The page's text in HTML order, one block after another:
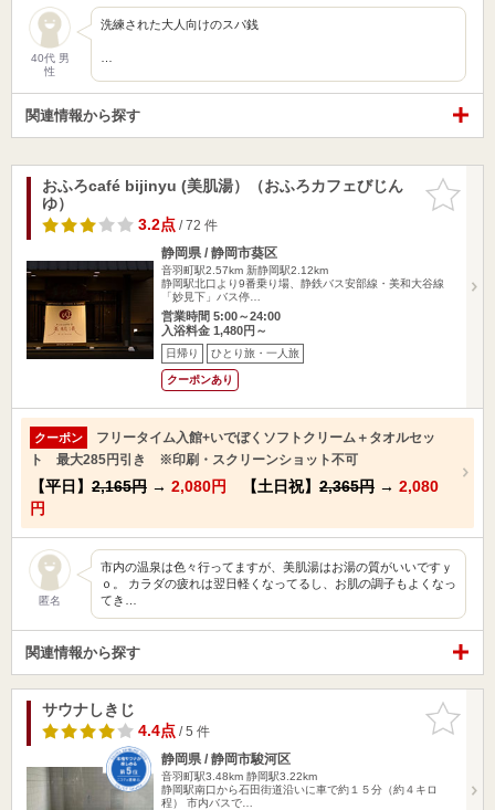
40代 男
性
洗練された大人向けのスパ銭
関連情報から探す
お気に入
りに追加
おふろcafé bijinyu (美肌湯）（おふろカフェびじん
ゆ）
3.2点/ 72 件
静岡県 / 静岡市葵区
音羽町駅2.57km 新静岡駅2.12km
静岡駅北口より9番乗り場、静鉄バス安部線・美和大谷線
「妙見下」バス停…
営業時間 5:00～24:00
入浴料金 1,480円～
日帰り ひとり旅・一人旅
クーポンあり
クーポン
フリータイム入館+いでぼくソフトクリーム＋タオルセッ
ト 最大285円引き ※印刷・スクリーンショット不可
【平日】 2,165円 → 2,080円 【土日祝】 2,365円 → 2,080
円
匿名
市内の温泉は色々行ってますが、美肌湯はお湯の質がいいですｙ
ｏ。 カラダの疲れは翌日軽くなってるし、お肌の調子もよくなっ
てき…
関連情報から探す
お気に入
りに追加
サウナしきじ
4.4点/ 5 件
静岡県 / 静岡市駿河区
音羽町駅3.48km 静岡駅3.22km
静岡駅南口から石田街道沿いに車で約１５分（約４キロ
程） 市内バスで…